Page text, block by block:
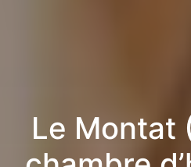
Le Montat